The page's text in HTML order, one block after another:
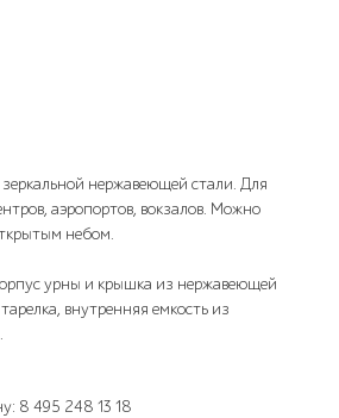
нержавеющей стали. Для
аэропортов, вокзалов. Можно
небом.
урны и крышка из нержавеющей
внутренняя емкость из
8 495 248 13 18